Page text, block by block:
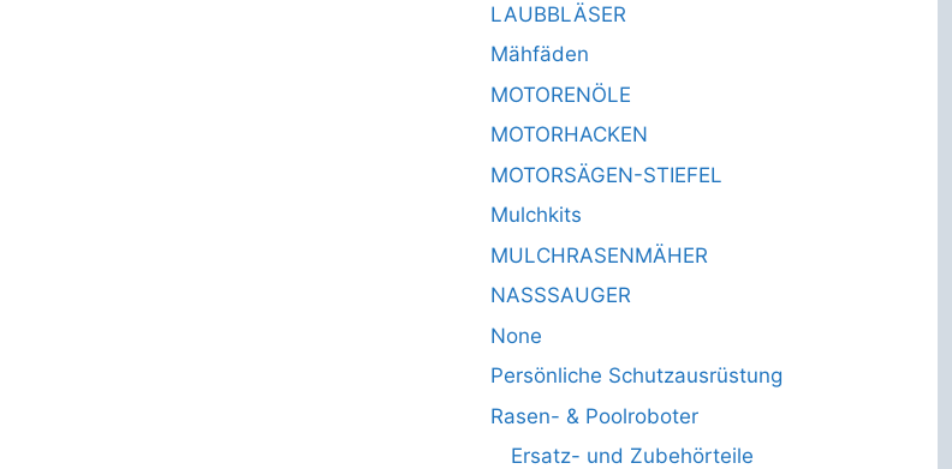
LAUBBLÄSER
Mähfäden
MOTORENÖLE
MOTORHACKEN
MOTORSÄGEN-STIEFEL
Mulchkits
MULCHRASENMÄHER
NASSSAUGER
None
Persönliche Schutzausrüstung
Rasen- & Poolroboter
Ersatz- und Zubehörteile